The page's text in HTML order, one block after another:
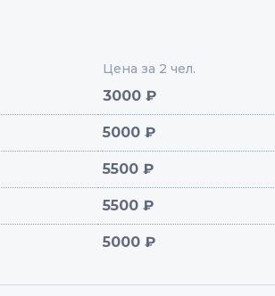
Цена за 2 чел.
3000 ₽
5000 ₽
5500 ₽
5500 ₽
5000 ₽